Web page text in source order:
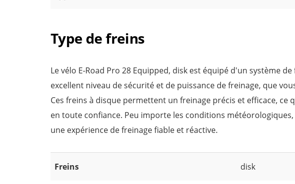
Type de freins
Le vélo E-Road Pro 28 Equipped, disk est équipé d'un système
excellent niveau de sécurité et de puissance de freinage, que
Ces freins à disque permettent un freinage précis et efficace, ce
en toute confiance. Peu importe les conditions
une expérience de freinage fiable et réactive.
Freins disk